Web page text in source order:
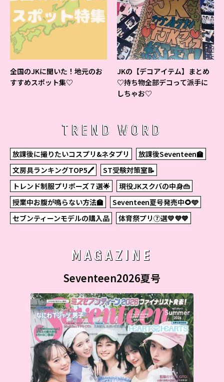
全国のJKに聞いた！地元のお
すすめスポット集♡
JKの【デコアイテム】まとめ
♡持ち物全部デコって派手に
しちゃお♡
TREND WORD
放課後に撮りたいコスプリ&ネタプリ
放課後Seventeen🏫
文房具ランキングTOP5🖊
ST受験対策室📝
トレンド制服プリポーズ７選🌟
現役JKスクバの中身👜
授業中お腹が鳴らない方法🏫
Seventeen夏号発売中🌻🩵
セブンティーンモデルの購入品
体育祭プリ⑦選💛💜💙
MAGAZINE
Seventeen2026夏号